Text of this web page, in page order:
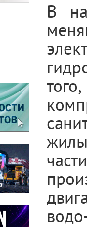
В